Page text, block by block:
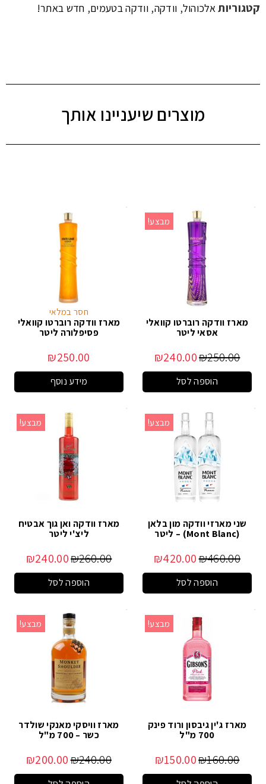
קטגוריותאלכוהול, וודקה,וודקה בטעמים, חדש באתר!
מוצרים שיעניינו אותך
מבצע!
מארז וודקה רוברטו קוואלי
אסאי ליטר
₪250.00
₪240.00
הוספה לסל
חסר במלאי
מארז וודקה רוברטו קוואלי
פסיפלורה ליטר
₪250.00
מידע נוסף
מבצע!
שני מארזי וודקה מון בלאן
(Mont Blanc) – ליטר
₪460.00
₪420.00
הוספה לסל
מבצע!
מארז וודקה ואן גוך אבטיח
ליצ'י ליטר
₪260.00
₪240.00
הוספה לסל
מבצע!
מארז ג'ין גיבסון ורוד פינק
700 מ"ל
₪160.00
₪150.00
מבצע!
מארז וויסקי מאנקי שולדר
כשר – 700 מ"ל
₪240.00
₪200.00